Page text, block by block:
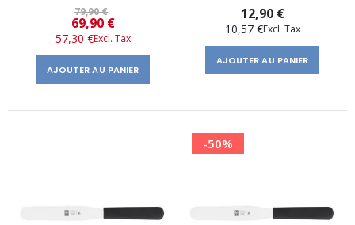
79,90 €
Prix
​​
spécial
69,90 €
57,30 €
AJOUTER AU PANIER
12,90 €
10,57 €
AJOUTER AU PANIER
-50%